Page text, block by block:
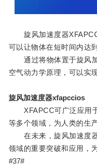
旋风加速度器XFAPCC
可以让物体在短时间内达
通过将物体置于旋风加
空气动力学原理，可以实
旋风加速度器xfapccios
XFAPCC可广泛应用于
等多个领域，为人类的生
在未来，旋风加速度器
领域的重要突破和应用，
#37#